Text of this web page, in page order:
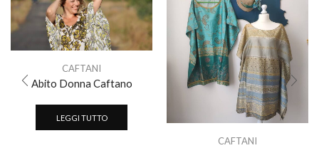
CAFTANI
Abito Donna Caftano
LEGGI TUTTO
CAFTANI